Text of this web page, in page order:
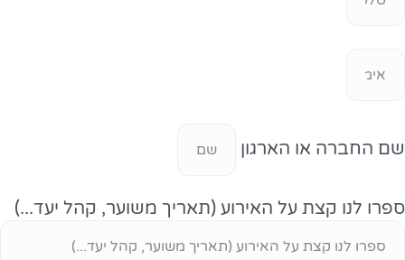
שם החברה או הארגון
ספרו לנו קצת על האירוע (תאריך משוער, קהל יעד...)